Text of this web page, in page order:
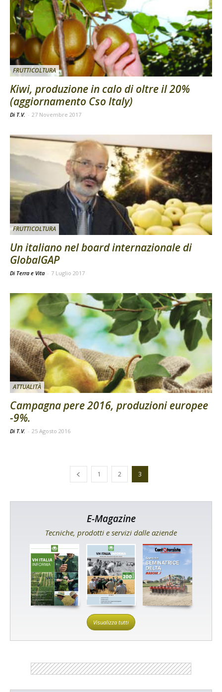
FRUTTICOLTURA
Kiwi, produzione in calo di oltre il 20%
(aggiornamento Cso Italy)
Di T.V. - 27 Novembre 2017
FRUTTICOLTURA
Un italiano nel board internazionale di
GlobalGAP
Di Terra e Vita - 7 Luglio 2017
ATTUALITÀ
Campagna pere 2016, produzioni europee
-9%.
Di T.V. - 25 Agosto 2016
1 2 3
E-Magazine
Tecniche, prodotti e servizi dalle aziende
Visualizza tutti